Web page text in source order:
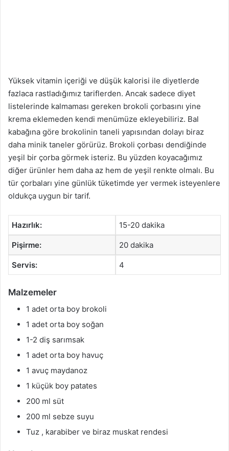
Yüksek vitamin içeriği ve düşük kalorisi ile diyetlerde
fazlaca rastladığımız tariflerden. Ancak sadece diyet
listelerinde kalmaması gereken brokoli çorbasını yine
krema eklemeden kendi menümüze ekleyebiliriz. Bal
kabağına göre brokolinin taneli yapısından dolayı biraz
daha minik taneler görürüz. Brokoli çorbası dendiğinde
yeşil bir çorba görmek isteriz. Bu yüzden koyacağımız
diğer ürünler hem daha az hem de yeşil renkte olmalı. Bu
tür çorbaları yine günlük tüketimde yer vermek isteyenlere
oldukça uygun bir tarif.
Hazırlık: 15-20 dakika
Pişirme: 20 dakika
Servis: 4
Malzemeler
1 adet orta boy brokoli
1 adet orta boy soğan
1-2 diş sarımsak
1 adet orta boy havuç
1 avuç maydanoz
1 küçük boy patates
200 ml süt
200 ml sebze suyu
Tuz , karabiber ve biraz muskat rendesi